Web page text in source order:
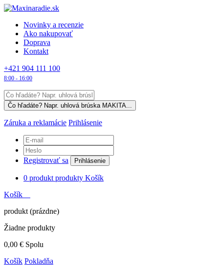
Novinky a recenzie
Ako nakupovať
Doprava
Kontakt
+421 904 111 100
8:00 - 16:00
Záruka a reklamácie Prihlásenie
Registrovať sa Prihlásenie
0 produkt produkty Košík
Košík
produkt (prázdne)
Žiadne produkty
0,00 € Spolu
Košík Pokladňa